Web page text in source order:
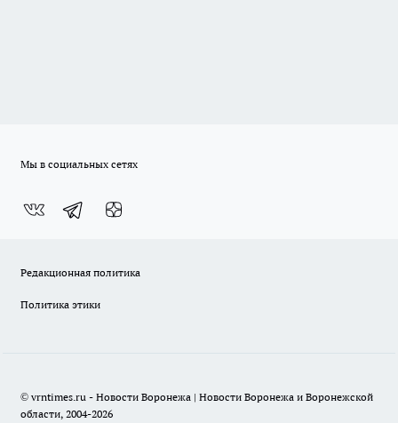
Мы в социальных сетях
Редакционная политика
Политика этики
© vrntimes.ru - Новости Воронежа | Новости Воронежа и Воронежской
области, 2004-2026